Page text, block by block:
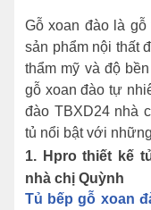
Gỗ xoan đào là
sản phẩm nội thất
thẩm mỹ và độ
gỗ xoan đào tự
đào TBXD24 nhà
tủ nổi bật với
1. Hpro thiết kế
nhà chị Quỳnh
Tủ bếp gỗ xoan